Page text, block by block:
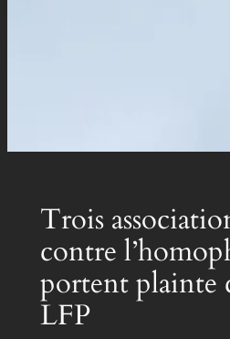
Trois
contre
portent plainte
LFP